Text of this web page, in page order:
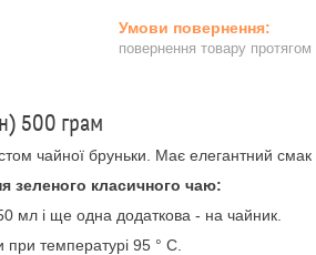
повернення товару
500 грам
чайної бруньки. Має елегантний
зеленого класичного чаю:
мл і ще одна додаткова - на чайник.
при температурі 95 ° C.